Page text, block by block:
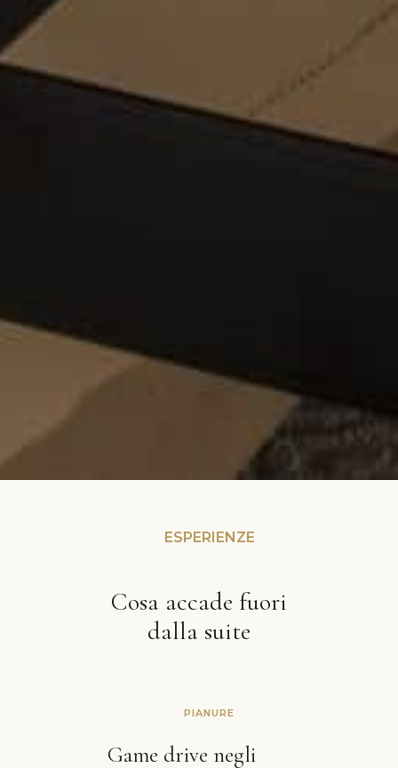
ESPERIENZE
Cosa accade fuori
dalla suite
PIANURE
Game drive negli